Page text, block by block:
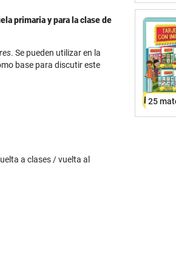
primaria y para la clase de
. Se pueden utilizar en la
base para discutir este
a clases / vuelta al
25